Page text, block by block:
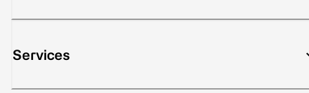
Services